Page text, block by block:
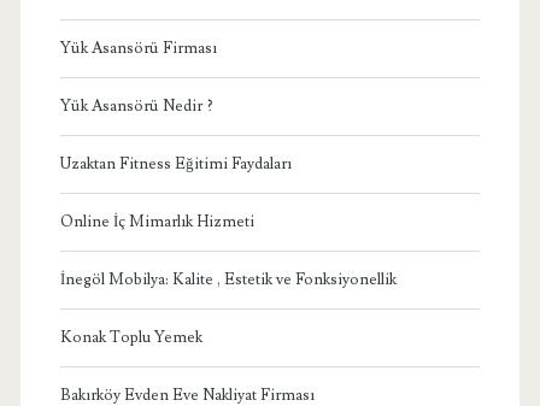
Yük Asansörü Firması
Yük Asansörü Nedir ?
Uzaktan Fitness Eğitimi Faydaları
Online İç Mimarlık Hizmeti
İnegöl Mobilya: Kalite , Estetik ve Fonksiyonellik
Konak Toplu Yemek
Bakırköy Evden Eve Nakliyat Firması